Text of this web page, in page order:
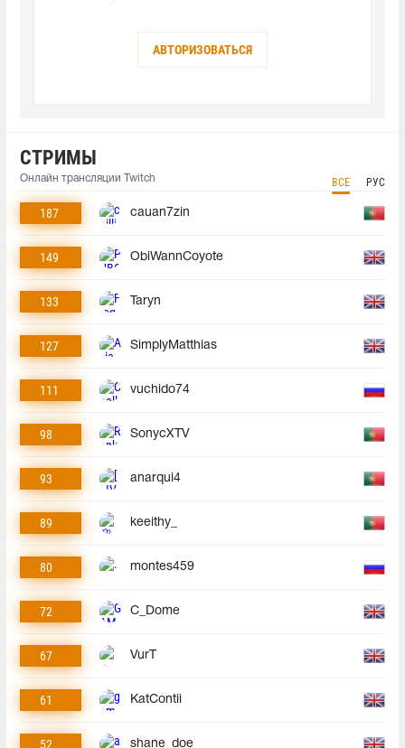
АВТОРИЗОВАТЬСЯ
СТРИМЫ
Онлайн трансляции Twitch ВСЕ РУС
187 cauan7zin
149 ObiWannCoyote
133 Taryn
127 SimplyMatthias
111 vuchido74
98 SonycXTV
93 anarqui4
89 keeithy_
80 montes459
72 C_Dome
67 VurT
61 KatContii
52 shane_doe